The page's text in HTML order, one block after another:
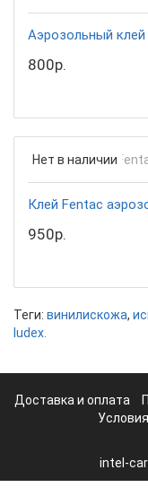
Аэрозольный
800р.
Нет в наличии
Клей Fentac
950р.
Теги: винилискожа,
ludex.
Доставка и оплата
intel-